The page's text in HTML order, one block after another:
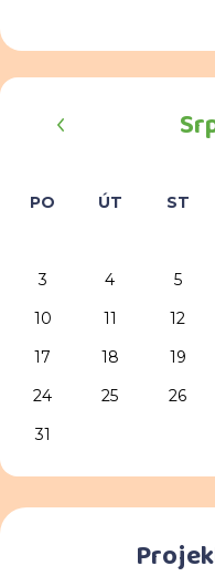
PO ÚT ST
3
4 5
10
11 12
17
18 19
24
25 26
31